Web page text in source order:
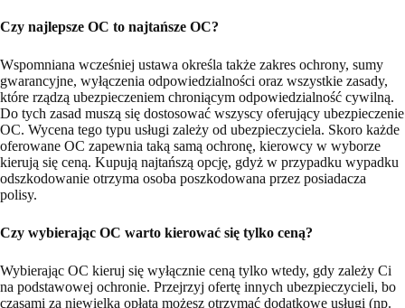
Czy najlepsze OC to najtańsze OC?
Wspomniana wcześniej ustawa określa także zakres ochrony, sumy
gwarancyjne, wyłączenia odpowiedzialności oraz wszystkie zasady,
które rządzą ubezpieczeniem chroniącym odpowiedzialność cywilną.
Do tych zasad muszą się dostosować wszyscy oferujący ubezpieczenie
OC. Wycena tego typu usługi zależy od ubezpieczyciela. Skoro każde
oferowane OC zapewnia taką samą ochronę, kierowcy w wyborze
kierują się ceną. Kupują najtańszą opcję, gdyż w przypadku wypadku
odszkodowanie otrzyma osoba poszkodowana przez posiadacza
polisy.
Czy wybierając OC warto kierować się tylko ceną?
Wybierając OC kieruj się wyłącznie ceną tylko wtedy, gdy zależy Ci
na podstawowej ochronie. Przejrzyj ofertę innych ubezpieczycieli, bo
czasami za niewielką opłatą możesz otrzymać dodatkowe usługi (np.